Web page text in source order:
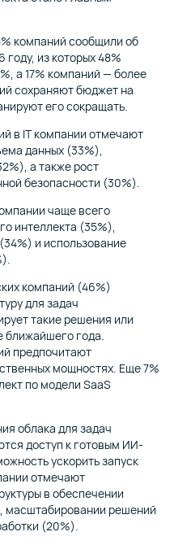
компаний сообщили об
году, из которых 48%
а 17% компаний — более
сохраняют бюджет на
его сокращать.
в IT компании отмечают
данных (33%),
а также рост
безопасности (30%).
чаще всего
интеллекта (35%),
и использование
компаний (46%)
для задач
такие решения или
ближайшего года.
предпочитают
мощностях. Еще 7%
по модели SaaS
облака для задач
доступ к готовым ИИ-
ускорить запуск
отмечают
в обеспечении
масштабировании решений
(20%).